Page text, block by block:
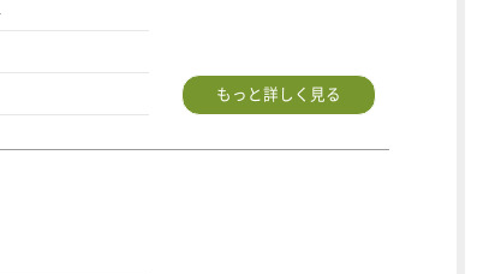
もっと詳しく見る